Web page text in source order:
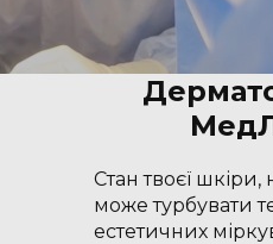
Стан твоєї шкіри,
може турбувати
естетичних